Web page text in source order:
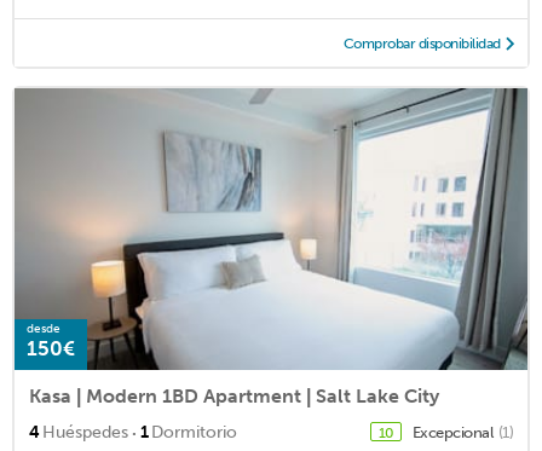
Comprobar disponibilidad
desde
150€
Kasa | Modern 1BD Apartment | Salt Lake City
4Huéspedes · 1Dormitorio 10 Excepcional (1)